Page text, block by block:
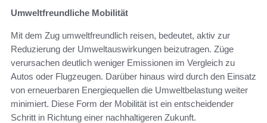
Umweltfreundliche Mobilität
Mit dem Zug umweltfreundlich reisen, bedeutet, aktiv zur
Reduzierung der Umweltauswirkungen beizutragen. Züge
verursachen deutlich weniger Emissionen im Vergleich zu
Autos oder Flugzeugen. Darüber hinaus wird durch den Einsatz
von erneuerbaren Energiequellen die Umweltbelastung weiter
minimiert. Diese Form der Mobilität ist ein entscheidender
Schritt in Richtung einer nachhaltigeren Zukunft.